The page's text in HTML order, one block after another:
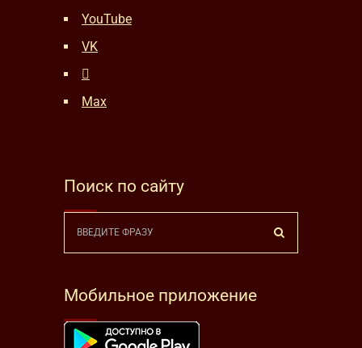
YouTube
VK
Max
Поиск по сайту
Мобильное приложение